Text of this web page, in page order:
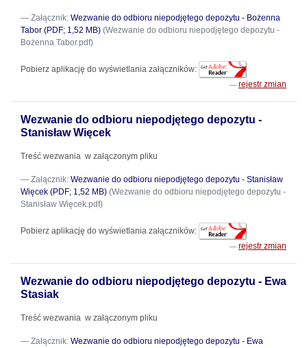
Załącznik: Wezwanie do odbioru niepodjętego depozytu - Bożenna
Tabor (PDF; 1,52 MB) (Wezwanie do odbioru niepodjętego depozytu -
Bożenna Tabor.pdf)
Pobierz aplikację do wyświetlania załączników:
rejestr zmian
Wezwanie do odbioru niepodjętego depozytu -
Stanisław Więcek
Treść wezwania w załączonym pliku
Załącznik: Wezwanie do odbioru niepodjętego depozytu - Stanisław
Więcek (PDF; 1,52 MB) (Wezwanie do odbioru niepodjętego depozytu -
Stanisław Więcek.pdf)
Pobierz aplikację do wyświetlania załączników:
rejestr zmian
Wezwanie do odbioru niepodjętego depozytu - Ewa
Stasiak
Treść wezwania w załączonym pliku
Załącznik: Wezwanie do odbioru niepodjętego depozytu - Ewa